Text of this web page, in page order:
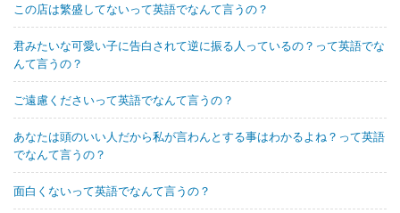
この店は繁盛してないって英語でなんて言うの？
君みたいな可愛い子に告白されて逆に振る人っているの？って英語でな
んて言うの？
ご遠慮くださいって英語でなんて言うの？
あなたは頭のいい人だから私が言わんとする事はわかるよね？って英語
でなんて言うの？
面白くないって英語でなんて言うの？